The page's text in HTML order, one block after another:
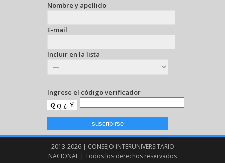
Nombre y apellido
E-mail
Incluir en la lista
Ingrese el código verificador
2013-2026 | CONSEJO INTERUNIVERSITARIO
NACIONAL | Todos los derechos reservados